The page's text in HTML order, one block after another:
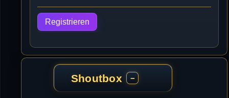
Registrieren
Shoutbox −